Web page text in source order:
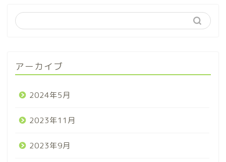
アーカイブ
2024年5月
2023年11月
2023年9月